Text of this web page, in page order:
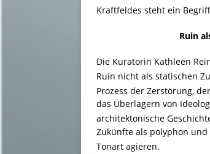
Kraftfeldes steht ein
Ruin
Die Kuratorin Kathleen
Ruin nicht als statischen
Prozess der Zerstörung,
das Überlagern von
architektonische
Zukünfte als polyphon
Tonart agieren.